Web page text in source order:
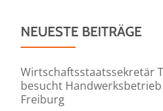
NEUESTE BEITRÄGE
Wirtschaftsstaatssekretär
besucht
Freiburg